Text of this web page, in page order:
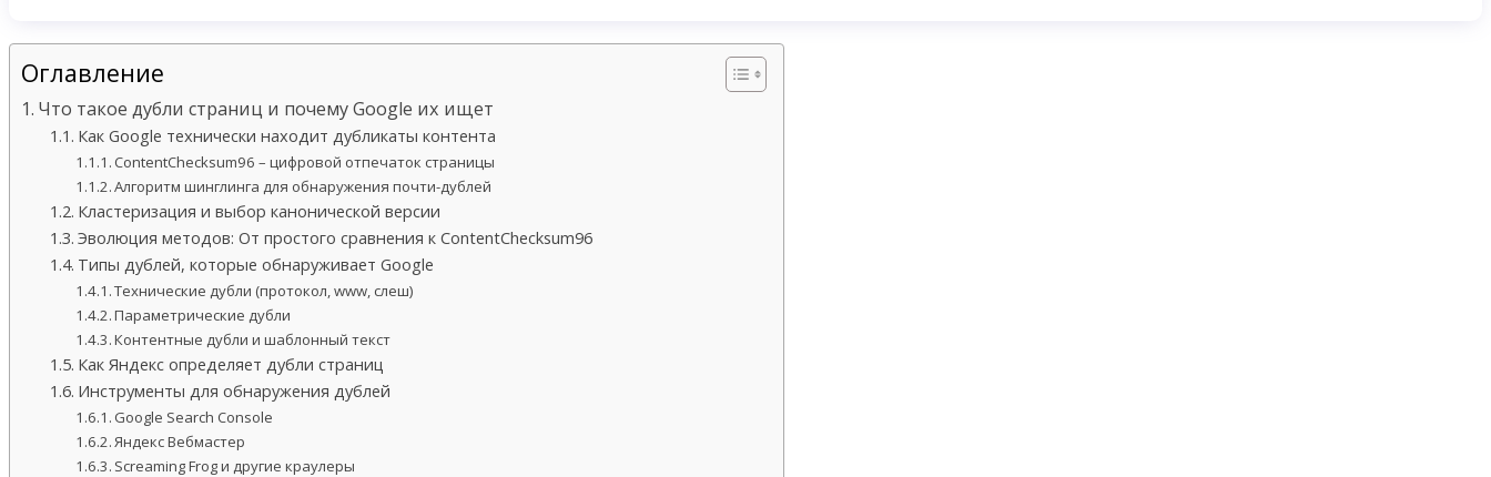
Оглавление
Что такое дубли страниц и почему Google их ищет
Как Google технически находит дубликаты контента
ContentChecksum96 – цифровой отпечаток страницы
Алгоритм шинглинга для обнаружения почти-дублей
Кластеризация и выбор канонической версии
Эволюция методов: От простого сравнения к ContentChecksum96
Типы дублей, которые обнаруживает Google
Технические дубли (протокол, www, слеш)
Параметрические дубли
Контентные дубли и шаблонный текст
Как Яндекс определяет дубли страниц
Инструменты для обнаружения дублей
Google Search Console
Яндекс Вебмастер
Screaming Frog и другие краулеры